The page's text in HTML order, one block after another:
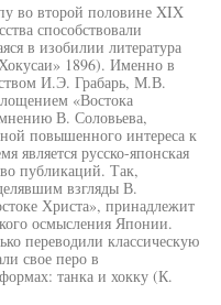
во второй половине XIX
способствовали
в изобилии литература
1896). Именно в
И.Э. Грабарь, М.В.
«Востока
В. Соловьева,
повышенного интереса к
является русско-японская
публикаций. Так,
взгляды В.
Христа», принадлежит
осмысления Японии.
переводили классическую
свое перо в
танка и хокку (К.